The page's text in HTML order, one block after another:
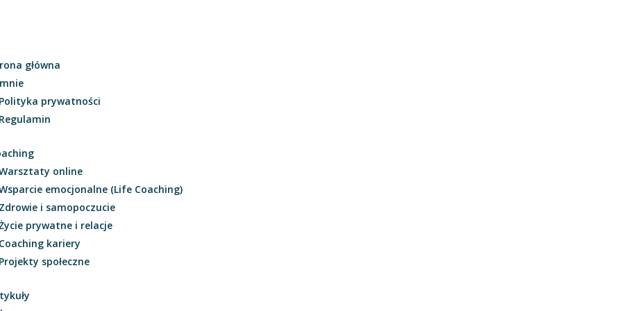
główna
Polityka prywatności
Regulamin
online
emocjonalne (Life Coaching)
Zdrowie i samopoczucie
prywatne i relacje
Coaching kariery
Projekty społeczne